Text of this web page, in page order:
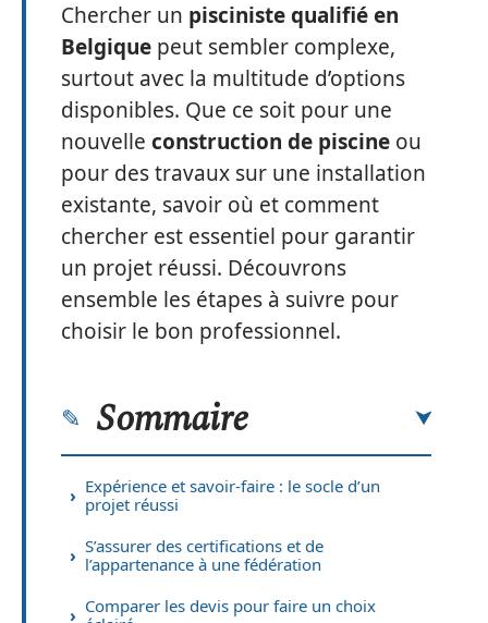
Chercher un pisciniste qualifié en
Belgique peut sembler complexe,
surtout avec la multitude d’options
disponibles. Que ce soit pour une
nouvelle construction de piscine ou
pour des travaux sur une installation
existante, savoir où et comment
chercher est essentiel pour garantir
un projet réussi. Découvrons
ensemble les étapes à suivre pour
choisir le bon professionnel.
Sommaire
Expérience et savoir-faire : le socle d’un
projet réussi
S’assurer des certifications et de
l’appartenance à une fédération
Comparer les devis pour faire un choix